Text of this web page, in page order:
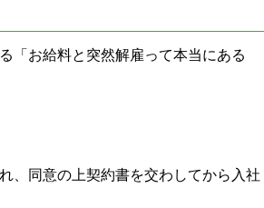
「お給料と突然解雇って本当にある
、同意の上契約書を交わしてから入社